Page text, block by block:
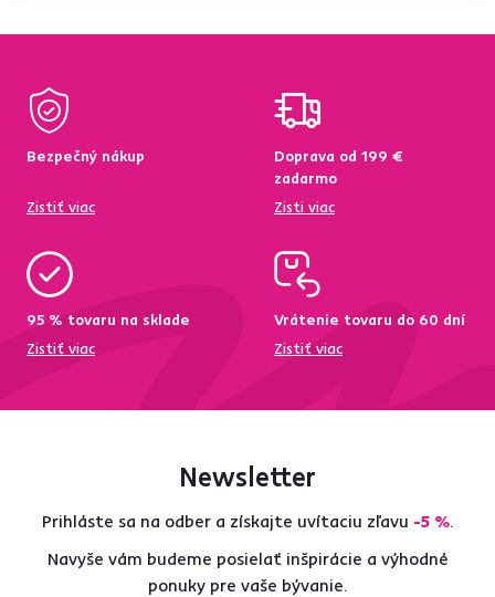
Bezpečný nákup
Zistiť viac
Doprava od 199 €
zadarmo
Zisti viac
95 % tovaru na sklade
Zistiť viac
Vrátenie tovaru do 60 dní
Zistiť viac
Newsletter
Prihláste sa na odber a získajte uvítaciu zľavu -5 %.
Navyše vám budeme posielať inšpirácie a výhodné
ponuky pre vaše bývanie.